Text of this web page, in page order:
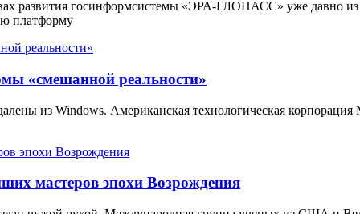
развития госинформсистемы «ЭРА-ГЛОНАСС» уже давно из
платформу
«смешанной реальности»
из Windows. Американская технологическая
мастеров эпохи Возрождения